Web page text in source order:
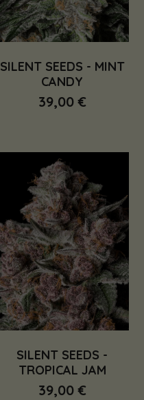
SILENT SEEDS - MINT
CANDY
39,00 €
SILENT SEEDS -
TROPICAL JAM
39,00 €